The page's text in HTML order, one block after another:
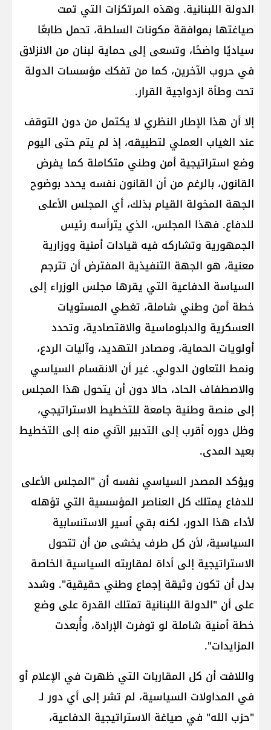
الدولة اللبنانية. وهذه المرتكزات التي تمت
صياغتها بموافقة مكونات السلطة، تحمل طابعًا
سياديًا واضحًا، وتسعى إلى حماية لبنان من الانزلاق
في حروب الآخرين، كما من تفكك مؤسسات الدولة
تحت وطأة ازدواجية القرار.
إلا أن هذا الإطار النظري لا يكتمل من دون التوقف
عند الغياب العملي لتطبيقه، إذ لم يتم حتى اليوم
وضع استراتيجية أمن وطني متكاملة كما يفرض
القانون، بالرغم من أن القانون نفسه يحدد بوضوح
الجهة المخولة القيام بذلك، أي المجلس الأعلى
للدفاع. فهذا المجلس، الذي يترأسه رئيس
الجمهورية وتشاركه فيه قيادات أمنية ووزارية
معنية، هو الجهة التنفيذية المفترض أن تترجم
السياسة الدفاعية التي يقرها مجلس الوزراء إلى
خطة أمن وطني شاملة، تغطي المستويات
العسكرية والدبلوماسية والاقتصادية، وتحدد
أولويات الحماية، ومصادر التهديد، وآليات الردع،
ونمط التعاون الدولي. غير أن الانقسام السياسي
والاصطفاف الحاد، حالا دون أن يتحول هذا المجلس
إلى منصة وطنية جامعة للتخطيط الاستراتيجي،
وظل دوره أقرب إلى التدبير الآني منه إلى التخطيط
بعيد المدى.
ويؤكد المصدر السياسي نفسه أن "المجلس الأعلى
للدفاع يمتلك كل العناصر المؤسسية التي تؤهله
لأداء هذا الدور، لكنه بقي أسير الاستنسابية
السياسية، لأن كل طرف يخشى من أن تتحول
الاستراتيجية إلى أداة لمقاربته السياسية الخاصة
بدل أن تكون وثيقة إجماع وطني حقيقية". وشدد
على أن "الدولة اللبنانية تمتلك القدرة على وضع
خطة أمنية شاملة لو توفرت الإرادة، وأُبعدت
المزايدات".
واللافت أن كل المقاربات التي ظهرت في الإعلام أو
في المداولات السياسية، لم تشر إلى أي دور لـ
"حزب الله" في صياغة الاستراتيجية الدفاعية،